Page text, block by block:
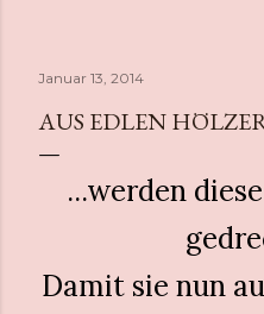
Januar 13, 2014
AUS EDLEN
...werden
Damit sie nun